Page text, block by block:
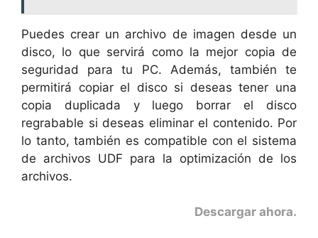
Puedes crear un archivo de imagen desde un
disco, lo que servirá como la mejor copia de
seguridad para tu PC. Además, también te
permitirá copiar el disco si deseas tener una
copia duplicada y luego borrar el disco
regrabable si deseas eliminar el contenido. Por
lo tanto, también es compatible con el sistema
de archivos UDF para la optimización de los
archivos.
Descargar ahora.